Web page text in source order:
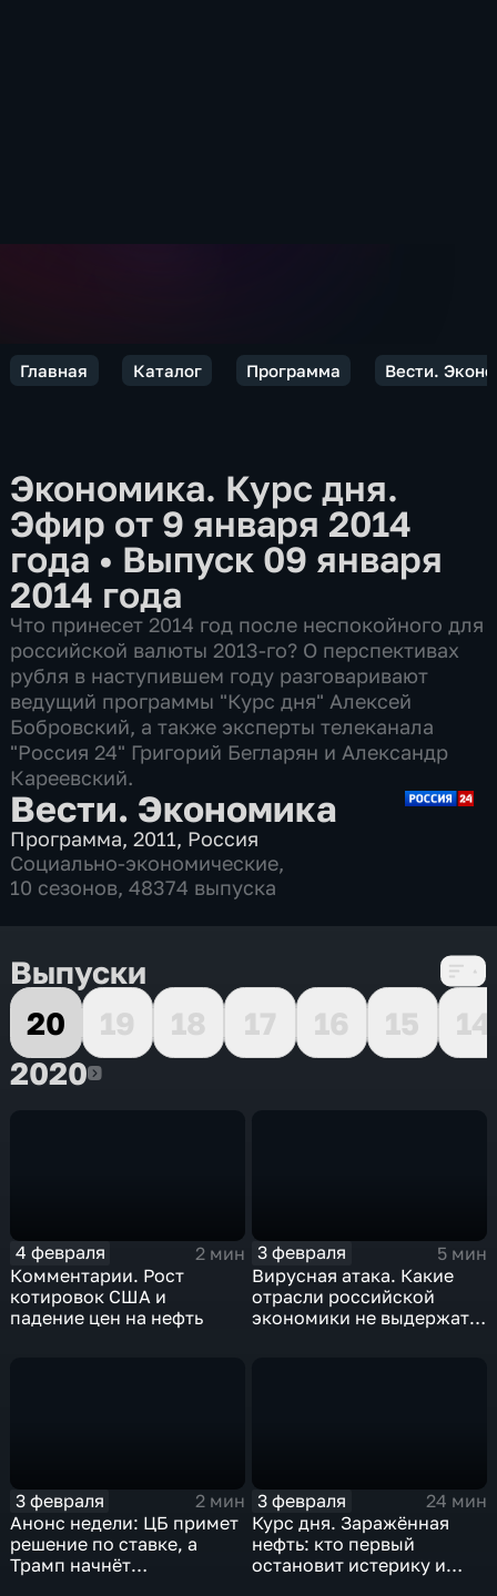
Главная Каталог Программа Вести.
Экономика. Курс дня.
Эфир от 9 января 2014
года • Выпуск 09 января
2014 года
Что принесет 2014 год после неспокойного для
российской валюты 2013-го? О перспективах
рубля в наступившем году разговаривают
ведущий программы "Курс дня" Алексей
Бобровский, а также эксперты телеканала
"Россия 24" Григорий Бегларян и Александр
Кареевский.
Вести. Экономика
Программа,2011, Россия
Социально-экономические,
10 сезонов, 48374 выпуска
Выпуски
20
19 18 17 16 15
14
20202020
4 февраля
2 мин
Комментарии. Рост
котировок США и
падение цен на нефть
3 февраля
5 мин
Вирусная атака. Какие
отрасли российской
экономики не выдержат
3 февраля
2 мин
Анонс недели: ЦБ примет
решение по ставке, а
Трамп начнёт
3 февраля
24 мин
Курс дня. Заражённая
нефть: кто первый
остановит истерику и